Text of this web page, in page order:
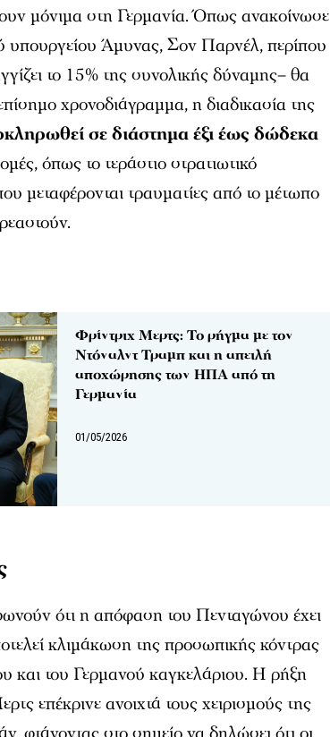
μόνιμα στη Γερμανία. Όπως ανακοίνωσε
υπουργείου Άμυνας, Σον Παρνέλ, περίπου
το 15% της συνολικής δύναμης– θα
χρονοδιάγραμμα, η διαδικασία της
σε διάστημα έξι έως δώδεκα
όπως το τεράστιο στρατιωτικό
μεταφέρονται τραυματίες από το μέτωπο
Φρίντριχ Μερτς: Το ρήγμα με τον
Ντόναλντ Τραμπ και η απειλή
αποχώρησης των ΗΠΑ από τη
Γερμανία
01/05/2026
ότι η απόφαση του Πενταγώνου έχει
κλιμάκωση της προσωπικής κόντρας
και του Γερμανού καγκελάριου. Η ρήξη
επέκρινε ανοιχτά τους χειρισμούς της